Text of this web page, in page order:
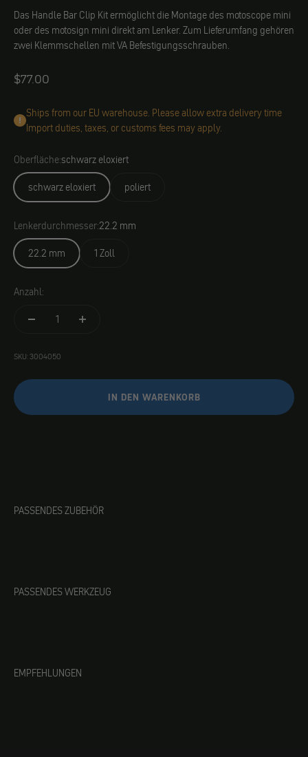
Das Handle Bar Clip Kit ermöglicht die Montage des motoscope mini
oder des motosign mini direkt am Lenker. Zum Lieferumfang gehören
zwei Klemmschellen mit VA Befestigungsschrauben.
Angebot
$77.00
Ships from our EU warehouse. Please allow extra delivery time
Import duties, taxes, or customs fees may apply.
Oberfläche:schwarz eloxiert
schwarz eloxiert
poliert
Lenkerdurchmesser:22.2 mm
22.2 mm
1 Zoll
Anzahl:
SKU: 3004050
IN DEN WARENKORB
PASSENDES ZUBEHÖR
PASSENDES WERKZEUG
EMPFEHLUNGEN